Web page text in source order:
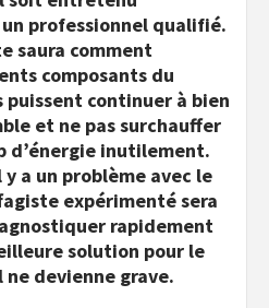
professionnel qualifié.
saura comment
composants du
puissent continuer à bien
et ne pas surchauffer
d’énergie inutilement.
a un problème avec le
expérimenté sera
rapidement
solution pour le
devienne grave.